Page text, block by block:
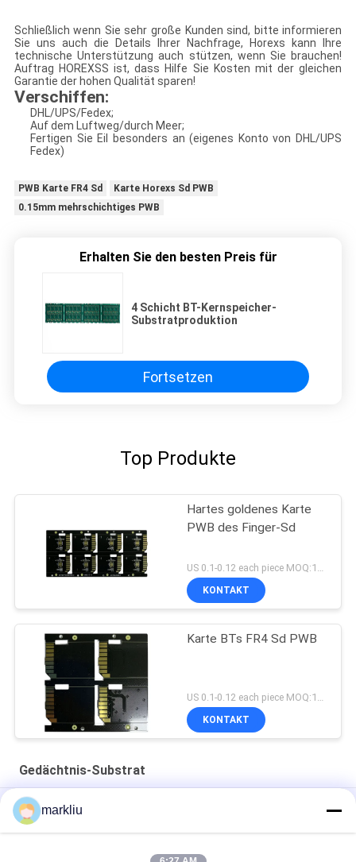
Schließlich wenn Sie sehr große Kunden sind, bitte informieren
Sie uns auch die Details Ihrer Nachfrage, Horexs kann Ihre
technische Unterstützung auch stützen, wenn Sie brauchen!
Auftrag HOREXSS ist, dass Hilfe Sie Kosten mit der gleichen
Garantie der hohen Qualität sparen!
Verschiffen:
DHL/UPS/Fedex;
Auf dem Luftweg/durch Meer;
Fertigen Sie Eil besonders an (eigenes Konto von DHL/UPS
Fedex)
PWB Karte FR4 Sd
Karte Horexs Sd PWB
0.15mm mehrschichtiges PWB
Erhalten Sie den besten Preis für
4 Schicht BT-Kernspeicher-
Substratproduktion
Fortsetzen
Top Produkte
Hartes goldenes Karte
PWB des Finger-Sd
US 0.1-0.12 each piece MOQ:1000pieces
KONTAKT
Karte BTs FR4 Sd PWB
KONTAKT
Gedächtnis-Substrat
FMC NAND/Flash-Speicher-Substrat-BT/FR4 Material 70um
für codierte Karten
markliu